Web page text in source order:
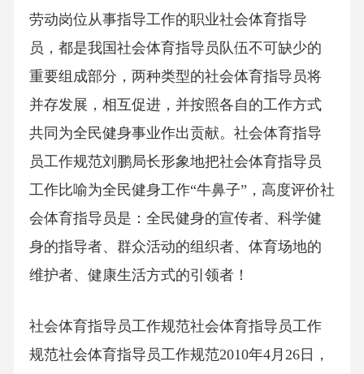
劳动岗位从事指导工作的职业社会体育指导
员，都是我国社会体育指导员队伍不可缺少的
重要组成部分，两种类型的社会体育指导员将
并存发展，相互促进，并按照各自的工作方式
共同为全民健身事业作出贡献。社会体育指导
员工作规范刘鹏局长形象地把社会体育指导员
工作比喻为全民健身工作“牛鼻子”，高度评价社
会体育指导员是：全民健身的宣传者、科学健
身的指导者、群众活动的组织者、体育场地的
维护者、健康生活方式的引领者！
社会体育指导员工作规范社会体育指导员工作
规范社会体育指导员工作规范2010年4月26日，